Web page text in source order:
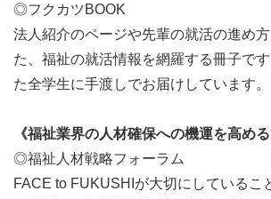
◎フクカツBOOK
法人紹介のページや先輩の就活の進め
た、福祉の就活情報を網羅する冊子で
た全学生に手渡しでお届けしています。
《福祉業界の人材確保への機運を高める
◎福祉人材戦略フォーラム
FACE to FUKUSHIが大切にしているこ